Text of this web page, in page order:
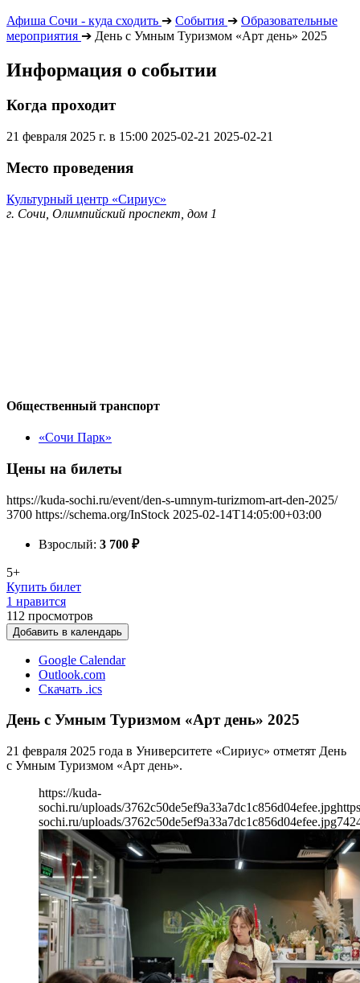
Афиша Сочи - куда сходить ➔ События ➔ Образовательные
мероприятия ➔ День с Умным Туризмом «Арт день» 2025
Информация о событии
Когда проходит
21 февраля 2025 г. в 15:00 2025-02-21 2025-02-21
Место проведения
Культурный центр «Сириус»
г. Сочи, Олимпийский проспект, дом 1
Общественный транспорт
«Сочи Парк»
Цены на билеты
https://kuda-sochi.ru/event/den-s-umnym-turizmom-art-den-2025/
3700 https://schema.org/InStock 2025-02-14T14:05:00+03:00
Взрослый: 3 700 ₽
5+
Купить билет
1 нравится
112 просмотров
Добавить в календарь
Google Calendar
Outlook.com
Скачать .ics
День с Умным Туризмом «Арт день» 2025
21 февраля 2025 года в Университете «Сириус» отметят День
с Умным Туризмом «Арт день».
https://kuda-
sochi.ru/uploads/3762c50de5ef9a33a7dc1c856d04efee.jpg
sochi.ru/uploads/3762c50de5ef9a33a7dc1c856d04efee.jpg742